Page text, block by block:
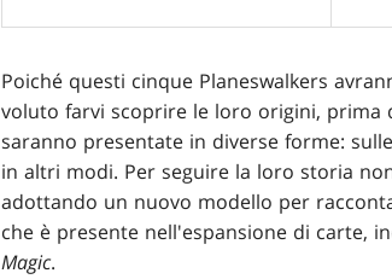
Poiché questi cinque Planeswalkers
voluto farvi scoprire le loro origini, prima
saranno presentate in diverse forme:
in altri modi. Per seguire la loro storia
adottando un nuovo modello per
che è presente nell'espansione di carte,
Magic.